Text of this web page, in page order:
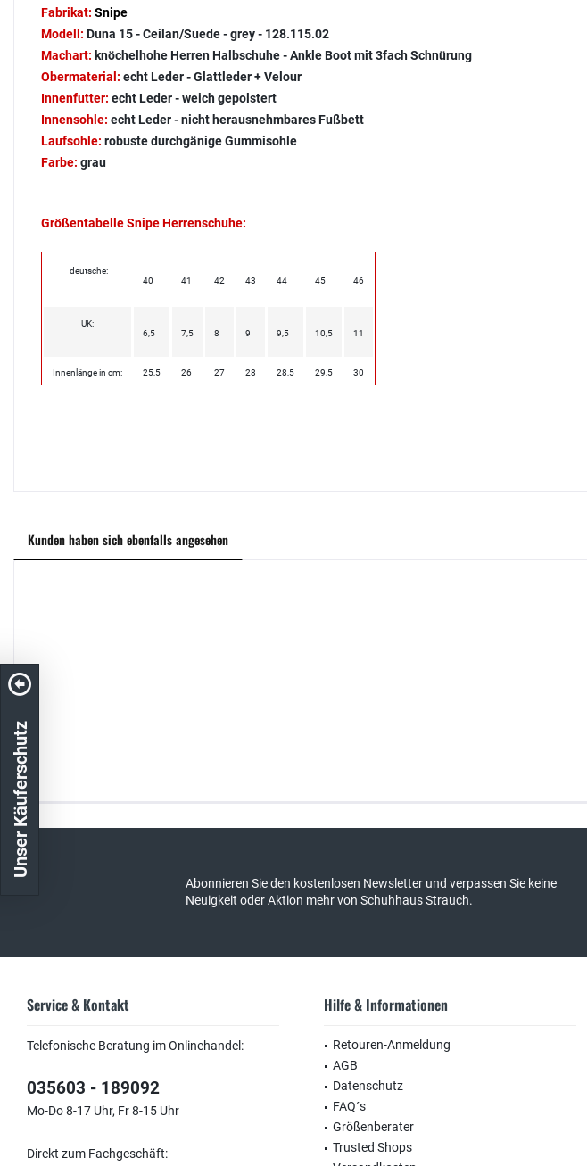
Fabrikat: Snipe
Modell: Duna 15 - Ceilan/Suede - grey - 128.115.02
Machart: knöchelhohe Herren Halbschuhe - Ankle Boot mit 3fach Schnürung
Obermaterial: echt Leder - Glattleder + Velour
Innenfutter: echt Leder - weich gepolstert
Innensohle: echt Leder - nicht herausnehmbares Fußbett
Laufsohle: robuste durchgänige Gummisohle
Farbe: grau
Größentabelle Snipe Herrenschuhe:
deutsche:
40
41 42 43 44 45 46
UK:
6,5
7,5 8 9 9,5 10,5 11
Innenlänge in cm: 25,5 26 27 28 28,5 29,5 30
Kunden haben sich ebenfalls angesehen
Abonnieren Sie den kostenlosen Newsletter und verpassen Sie keine
Neuigkeit oder Aktion mehr von Schuhhaus Strauch.
Service & Kontakt
Telefonische Beratung im Onlinehandel:
035603 - 189092
Mo-Do 8-17 Uhr, Fr 8-15 Uhr
Direkt zum Fachgeschäft:
Hilfe & Informationen
Retouren-Anmeldung
AGB
Datenschutz
FAQ´s
Größenberater
Trusted Shops
Unser Käuferschutz